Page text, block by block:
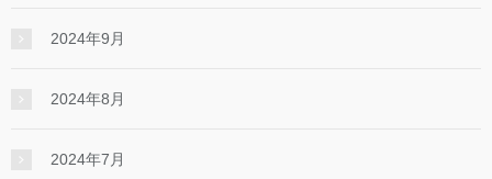
2024年9月
2024年8月
2024年7月